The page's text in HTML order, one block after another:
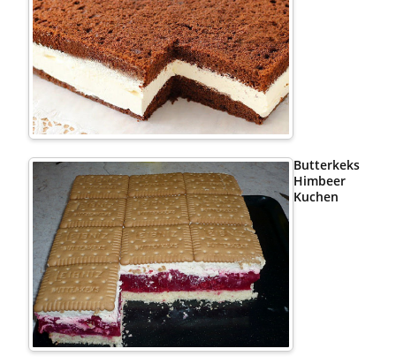
Butterkeks
Himbeer
Kuchen